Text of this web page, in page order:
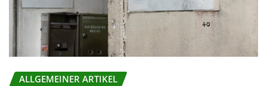
ALLGEMEINER ARTIKEL